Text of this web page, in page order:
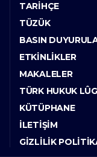
TARIHÇE
TÜZÜK
BASIN
ETKINLIKLER
MAKALELER
TÜRK HUKUK
KÜTÜPHANE
İLETIŞIM
GIZLILIK